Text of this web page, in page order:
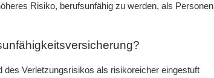
Risiko, berufsunfähig zu werden, als Personen
des Verletzungsrisikos als risikoreicher eingestuft